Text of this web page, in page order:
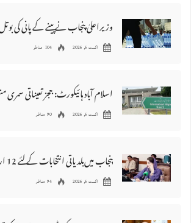
اگست 6, 2026 104 مناظر
اگست 6, 2026 90 مناظر
اگست 6, 2026 94 مناظر